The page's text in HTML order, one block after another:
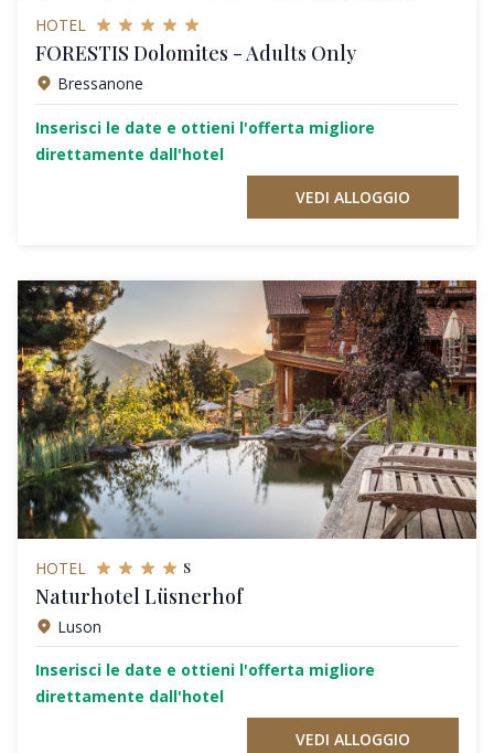
HOTEL
FORESTIS Dolomites - Adults Only
Bressanone
Inserisci le date e ottieni l'offerta migliore
direttamente dall'hotel
VEDI ALLOGGIO
HOTEL s
Naturhotel Lüsnerhof
Luson
Inserisci le date e ottieni l'offerta migliore
direttamente dall'hotel
VEDI ALLOGGIO